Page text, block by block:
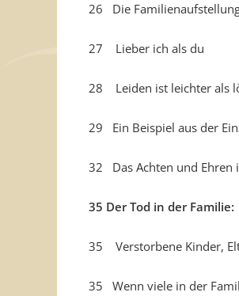
26 Die
27 Lieber ich als du
28 Leiden ist leichter als
29 Ein Beispiel aus der
32 Das Achten und Ehren
35 Der Tod in der Familie:
35 Verstorbene Kinder,
35 Wenn viele in der